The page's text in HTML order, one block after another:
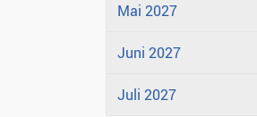
Mai 2027
Juni 2027
Juli 2027